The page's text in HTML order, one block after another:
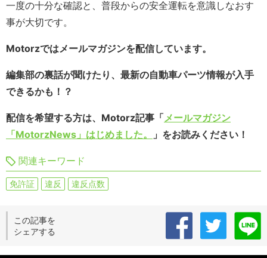
一度の十分な確認と、普段からの安全運転を意識しなおす
事が大切です。
Motorzではメールマガジンを配信しています。
編集部の裏話が聞けたり、最新の自動車パーツ情報が入手
できるかも！？
配信を希望する方は、Motorz記事「メールマガジン
「MotorzNews」はじめました。
」をお読みください！
関連キーワード
免許証 違反 違反点数
この記事を
シェアする